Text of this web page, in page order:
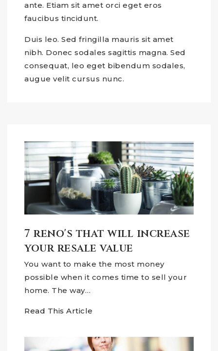
ante. Etiam sit amet orci eget eros
faucibus tincidunt.
Duis leo. Sed fringilla mauris sit amet
nibh. Donec sodales sagittis magna. Sed
consequat, leo eget bibendum sodales,
augue velit cursus nunc.
7 reno's that will increase
your resale value
You want to make the most money
possible when it comes time to sell your
home. The way…
Read This Article